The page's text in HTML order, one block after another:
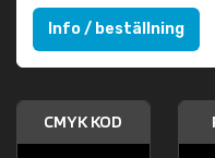
Info / beställning
CMYK KOD